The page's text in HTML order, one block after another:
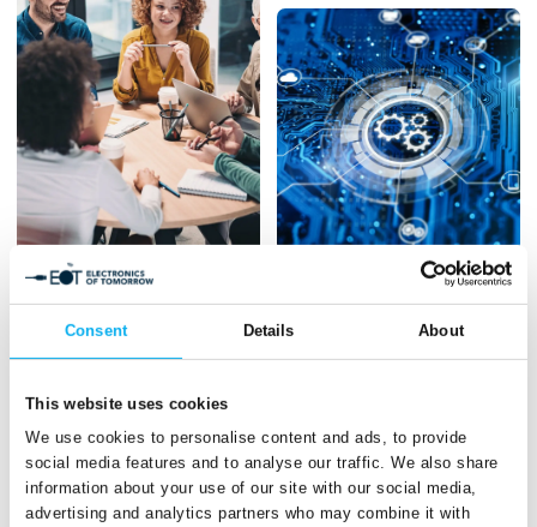
Consent Details About
This website uses cookies
We use cookies to personalise content and ads, to provide
social media features and to analyse our traffic. We also share
information about your use of our site with our social media,
advertising and analytics partners who may combine it with
Medier og
organisationer